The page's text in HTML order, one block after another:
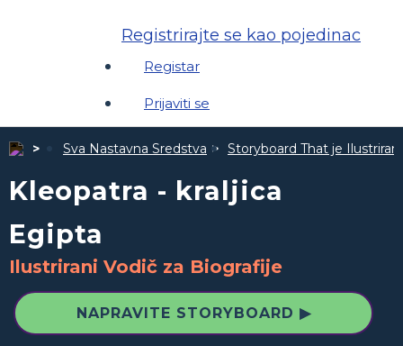
Registrirajte se kao pojedinac
Registar
Prijaviti se
Sva Nastavna Sredstva Storyboard That je
Kleopatra - kraljica
Egipta
Ilustrirani Vodič za Biografije
NAPRAVITE STORYBOARD ▶